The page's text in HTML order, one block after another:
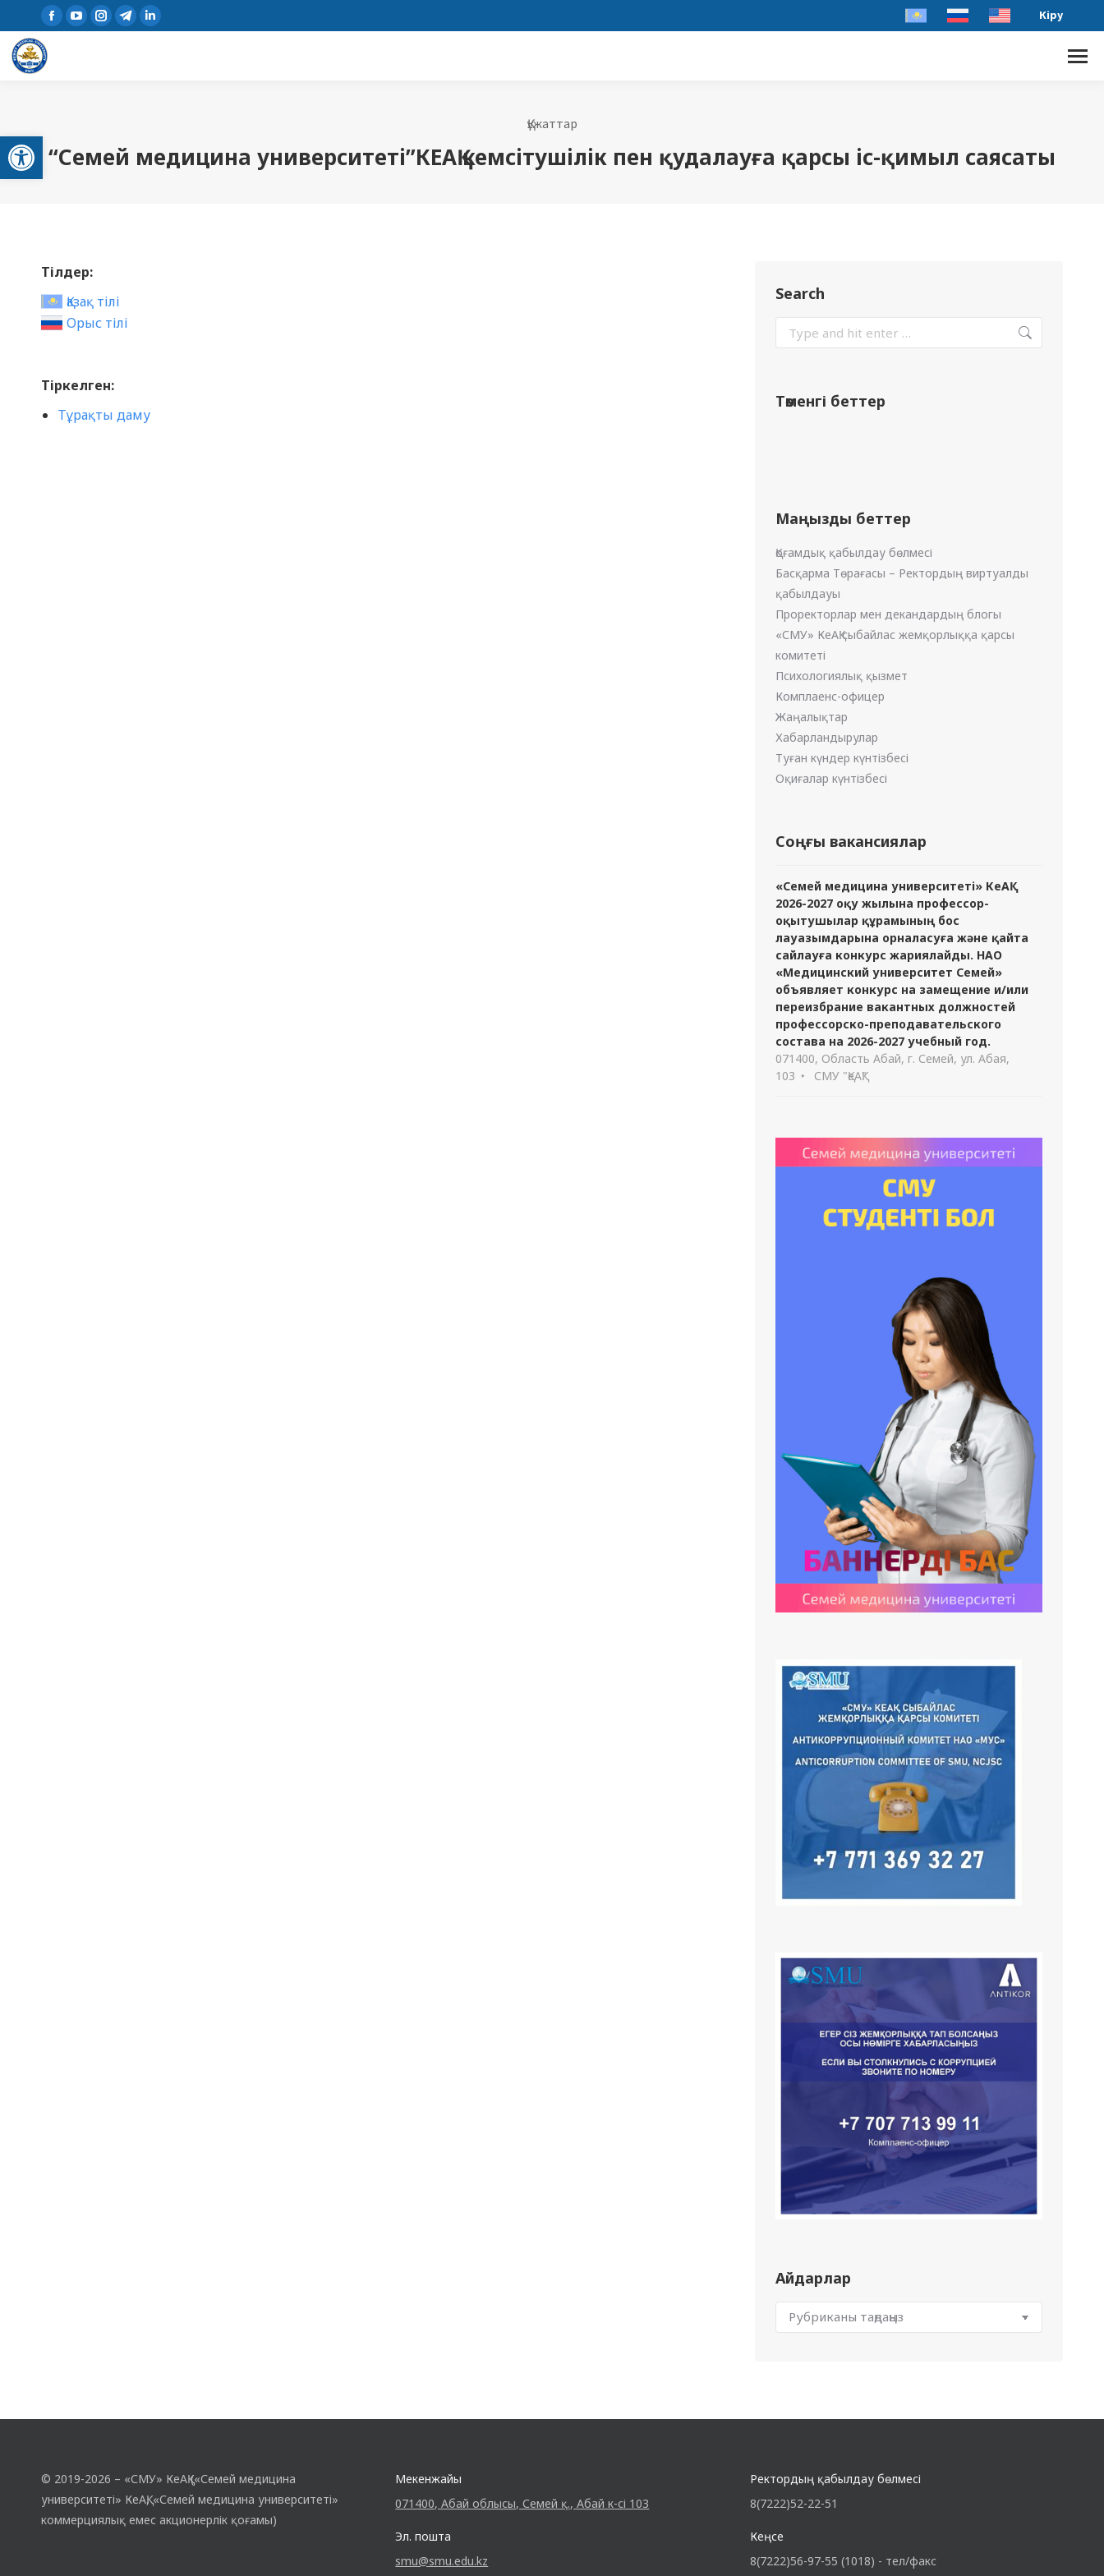
Open toolbar
Кіру
Құжаттар
“Семей медицина университеті”КЕАҚ кемсітушілік пен қудалауға қарсы іс-қимыл саясаты
Тілдер:
Қазақ тілі
Орыс тілі
Тіркелген:
Тұрақты даму
Search
Төменгі беттер
Маңызды беттер
Қоғамдық қабылдау бөлмесі
Басқарма Төрағасы – Ректордың виртуалды
қабылдауы
Проректорлар мен декандардың блогы
«СМУ» КеАҚ сыбайлас жемқорлыққа қарсы
комитеті
Психологиялық қызмет
Комплаенс-офицер
Жаңалықтар
Хабарландырулар
Туған күндер күнтізбесі
Оқиғалар күнтізбесі
Соңғы вакансиялар
«Семей медицина университеті» КеАҚ
2026-2027 оқу жылына профессор-
оқытушылар құрамының бос
лауазымдарына орналасуға және қайта
сайлауға конкурс жариялайды. НАО
«Медицинский университет Семей»
объявляет конкурс на замещение и/или
переизбрание вакантных должностей
профессорско-преподавательского
состава на 2026-2027 учебный год.
071400, Область Абай, г. Семей, ул. Абая,
103
СМУ "ҚеАҚ"
Айдарлар
© 2019-2026 – «СМУ» КеАҚ («Семей медицина
университеті» КеАҚ, «Семей медицина университеті»
коммерциялық емес акционерлік қоғамы)
Мекенжайы
071400, Абай облысы, Семей қ., Абай к-сі 103
Эл. пошта
smu@smu.edu.kz
Ректордың қабылдау бөлмесі
8(7222)52-22-51
Кеңсе
8(7222)56-97-55 (1018) - тел/факс